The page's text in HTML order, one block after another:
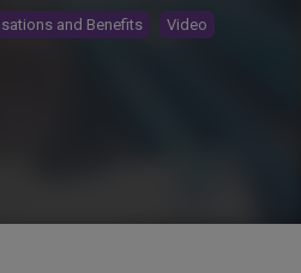
and Benefits Video